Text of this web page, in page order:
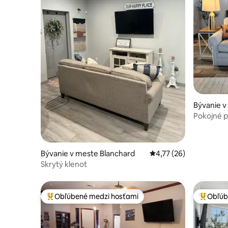
Bývanie v meste Blanchard Priemerné
4,77 (26)
Skrytý klenot
Bývanie
Pokojné
Najobľúbenejšie medzi hosťami
Obľúbené medzi hosťami